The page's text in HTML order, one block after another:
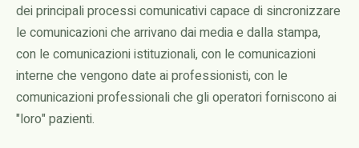
dei principali processi comunicativi capace di sincronizzare
le comunicazioni che arrivano dai media e dalla stampa,
con le comunicazioni istituzionali, con le comunicazioni
interne che vengono date ai professionisti, con le
comunicazioni professionali che gli operatori forniscono ai
"loro" pazienti.